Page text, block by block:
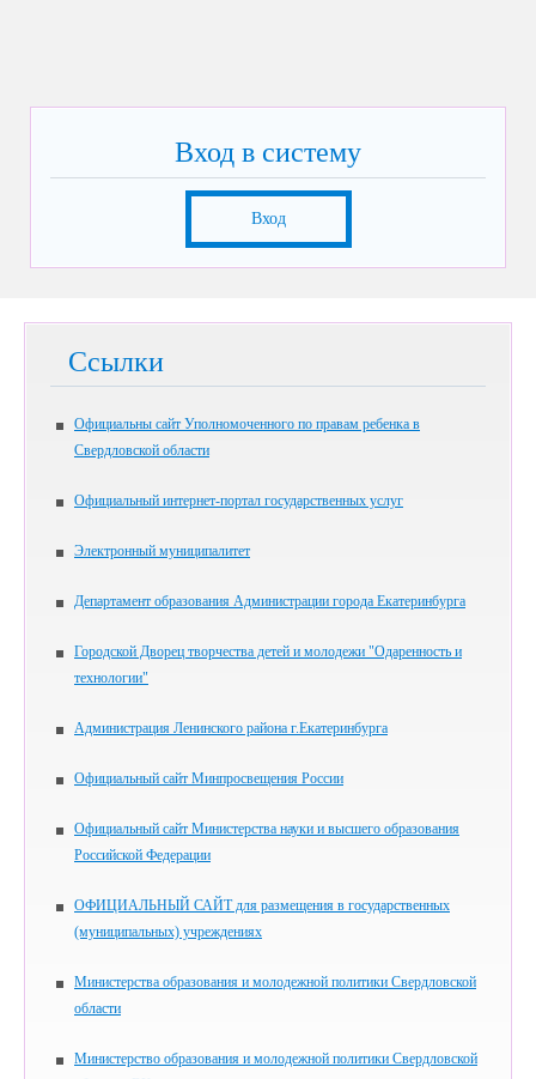
Вход в систему
Вход
Ссылки
Официальны сайт Уполномоченного по правам ребенка в
Свердловской области
Официальный интернет-портал государственных услуг
Электронный муниципалитет
Департамент образования Администрации города Екатеринбурга
Городской Дворец творчества детей и молодежи "Одаренность и
технологии"
Администрация Ленинского района г.Екатеринбурга
Официальный сайт Минпросвещения России
Официальный сайт Министерства науки и высшего образования
Российской Федерации
ОФИЦИАЛЬНЫЙ САЙТ для размещения в государственных
(муниципальных) учреждениях
Министерства образования и молодежной политики Свердловской
области
Министерство образования и молодежной политики Свердловской